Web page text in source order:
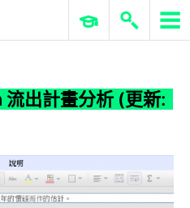
ERP 與商業 AI
出計畫分析 (更新: